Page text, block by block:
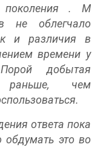
.
М
не облегчало
и различия в
времени у
добытая
раньше, чем
ответа пока
обдумать это во